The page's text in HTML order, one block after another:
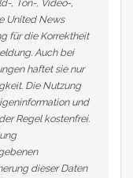
, Ton-, Video-,
United News
für die Korrektheit
Auch bei
haftet sie nur
Die Nutzung
und
Regel kostenfrei.
dieser Daten